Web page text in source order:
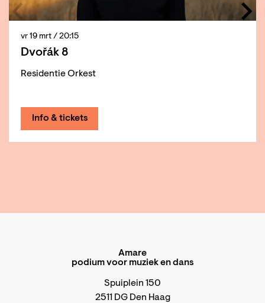
Dvořák 8
Residentie Orkest
vr 19 mrt / 20:15
Info & tickets
Amare
podium voor muziek en dans
Spuiplein 150
2511 DG Den Haag